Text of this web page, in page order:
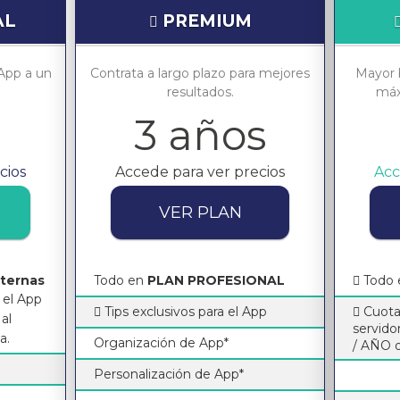
a un
App
PREMIUM
Contrata a largo plazo para mejores
resultados.
3 años
Accede para ver precios
VER PLAN
Todo en PLAN PROFESIONAL
Tips exclusivos para el App
Organización de App*
Personalización de App*
Mayor
Todo
/ AÑO